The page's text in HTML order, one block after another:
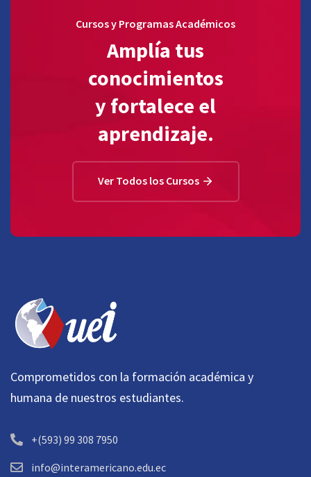
Cursos y Programas Académicos
Amplía tus
conocimientos
y fortalece el
aprendizaje.
Ver Todos los Cursos
Comprometidos con la formación académica y
humana de nuestros estudiantes.
+(593) 99 308 7950
info@interamericano.edu.ec